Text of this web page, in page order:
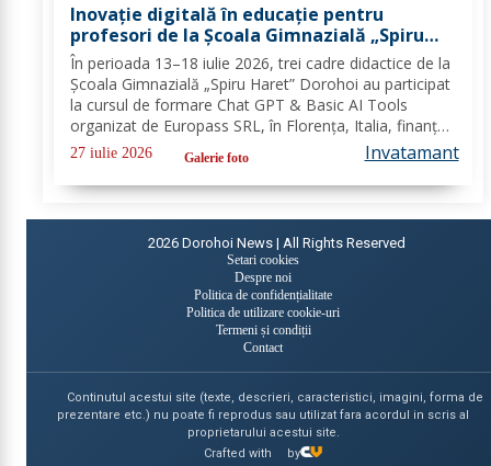
Inovație digitală în educație pentru
profesori de la Școala Gimnazială „Spiru
Haret” Dorohoi prin Erasmus+ FOTO
În perioada 13–18 iulie 2026, trei cadre didactice de la
Școala Gimnazială „Spiru Haret” Dorohoi au participat
la cursul de formare Chat GPT & Basic AI Tools
organizat de Europass SRL, în Florența, Italia, finanțat
în cadrul programului de Acreditare Erasmus +,
domeniul educație școlară număr,...
27 iulie 2026 Galerie foto Invatamant
2026 Dorohoi News | All Rights Reserved
Setari cookies
Despre noi
Politica de confidențialitate
Politica de utilizare cookie-uri
Termeni și condiții
Contact
Continutul acestui site (texte, descrieri, caracteristici, imagini, forma de
prezentare etc.) nu poate fi reprodus sau utilizat fara acordul in scris al
proprietarului acestui site.
Crafted with
by